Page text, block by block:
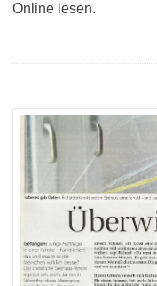
Online lesen.